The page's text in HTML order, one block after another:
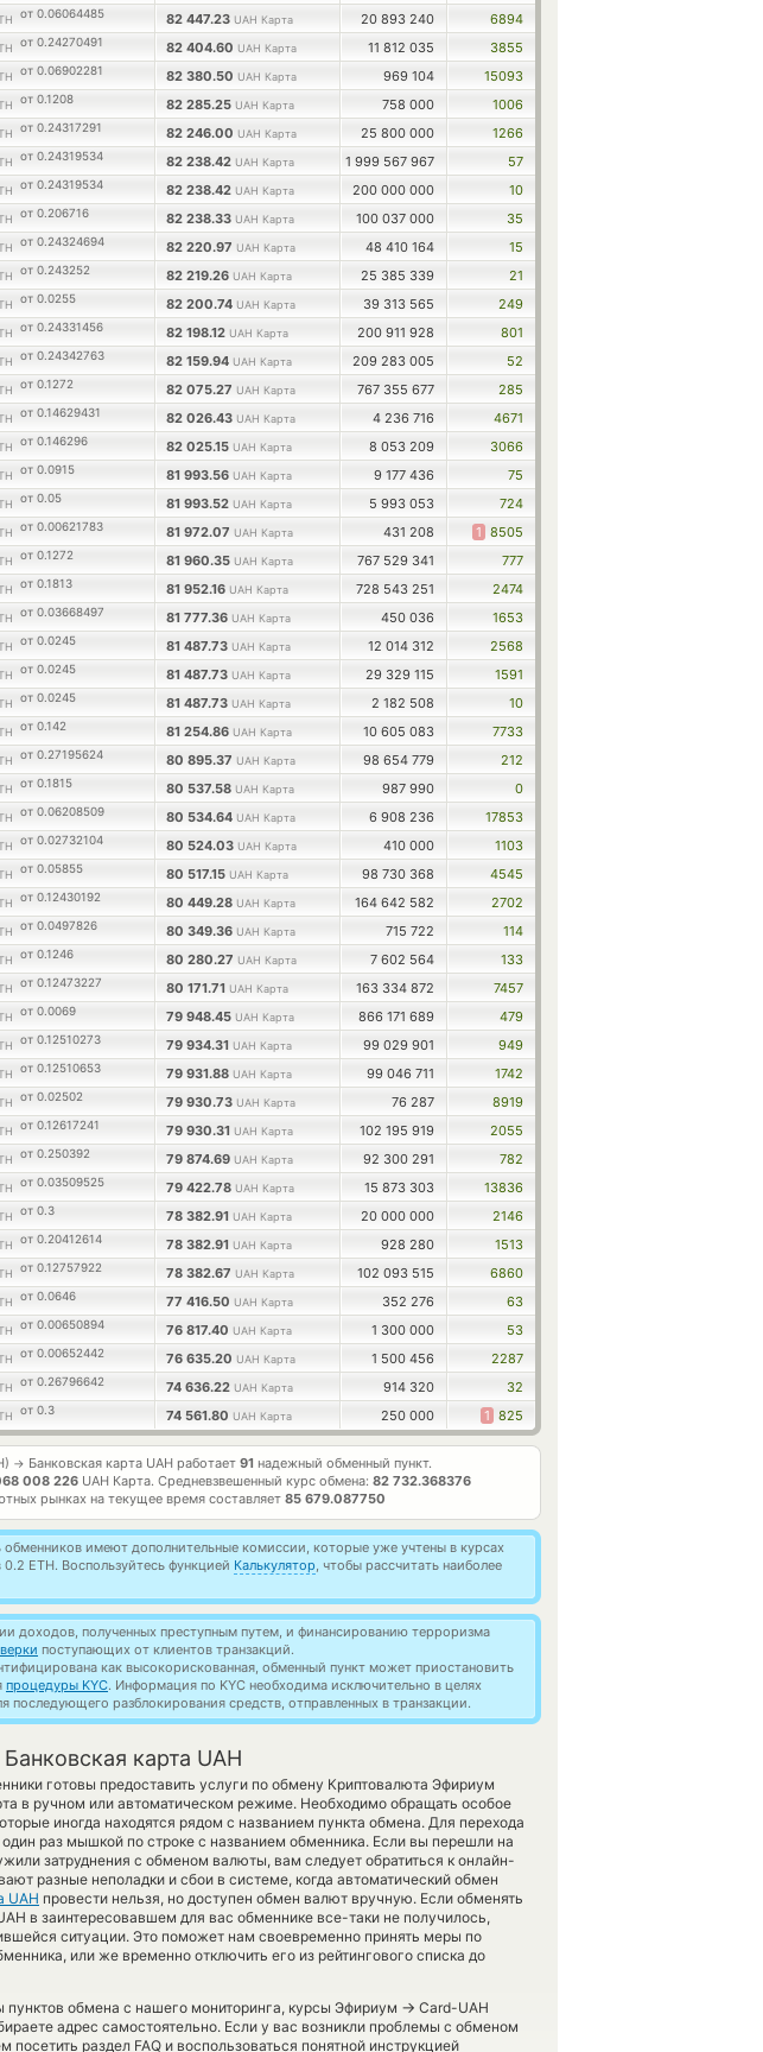
от 0.06064485 82 447.23 UAH Карта 20 893 240
6894
от 0.24270491 82 404.60 UAH Карта 11 812 035
3855
от 0.06902281 82 380.50 UAH Карта 969 104
15093
от 0.1208 82 285.25 UAH Карта 758 000
1006
от 0.24317291 82 246.00 UAH Карта 25 800 000
1266
от 0.24319534 82 238.42 UAH Карта 1 999 567 967
57
от 0.24319534 82 238.42 UAH Карта 200 000 000
10
от 0.206716 82 238.33 UAH Карта 100 037 000
35
от 0.24324694 82 220.97 UAH Карта 48 410 164
15
от 0.243252 82 219.26 UAH Карта 25 385 339
21
от 0.0255 82 200.74 UAH Карта 39 313 565
249
от 0.24331456 82 198.12 UAH Карта 200 911 928
801
от 0.24342763 82 159.94 UAH Карта 209 283 005
52
от 0.1272 82 075.27 UAH Карта 767 355 677
285
от 0.14629431 82 026.43 UAH Карта 4 236 716
4671
от 0.146296 82 025.15 UAH Карта 8 053 209
3066
от 0.0915 81 993.56 UAH Карта 9 177 436
75
от 0.05 81 993.52 UAH Карта 5 993 053
724
от 0.00621783 81 972.07 UAH Карта 431 208 1 8505
от 0.1272 81 960.35 UAH Карта 767 529 341
777
от 0.1813 81 952.16 UAH Карта 728 543 251
2474
от 0.03668497 81 777.36 UAH Карта 450 036
1653
от 0.0245 81 487.73 UAH Карта 12 014 312
2568
от 0.0245 81 487.73 UAH Карта 29 329 115
1591
от 0.0245 81 487.73 UAH Карта 2 182 508
10
от 0.142 81 254.86 UAH Карта 10 605 083
7733
от 0.27195624 80 895.37 UAH Карта 98 654 779
212
от 0.1815 80 537.58 UAH Карта 987 990
0
от 0.06208509 80 534.64 UAH Карта 6 908 236
17853
от 0.02732104 80 524.03 UAH Карта 410 000
1103
от 0.05855 80 517.15 UAH Карта 98 730 368
4545
от 0.12430192 80 449.28 UAH Карта 164 642 582
2702
от 0.0497826 80 349.36 UAH Карта 715 722
114
от 0.1246 80 280.27 UAH Карта 7 602 564
133
от 0.12473227 80 171.71 UAH Карта 163 334 872
7457
от 0.0069 79 948.45 UAH Карта 866 171 689
479
от 0.12510273 79 934.31 UAH Карта 99 029 901
949
от 0.12510653 79 931.88 UAH Карта 99 046 711
1742
от 0.02502 79 930.73 UAH Карта 76 287
8919
от 0.12617241 79 930.31 UAH Карта 102 195 919
2055
от 0.250392 79 874.69 UAH Карта 92 300 291
782
от 0.03509525 79 422.78 UAH Карта 15 873 303
13836
от 0.3 78 382.91 UAH Карта 20 000 000
2146
от 0.20412614 78 382.91 UAH Карта 928 280
1513
от 0.12757922 78 382.67 UAH Карта 102 093 515
6860
от 0.0646 77 416.50 UAH Карта 352 276
63
от 0.00650894 76 817.40 UAH Карта 1 300 000
53
от 0.00652442 76 635.20 UAH Карта 1 500 456
2287
от 0.26796642 74 636.22 UAH Карта 914 320
32
от 0.3 74 561.80 UAH Карта 250 000 1 825
→ Банковская карта UAH работает 91 надежный обменный пункт.
008 226 UAH Карта. Средневзвешенный курс обмена: 82 732.368376
рынках на текущее время составляет 85 679.087750
обменников имеют дополнительные комиссии, которые уже учтены в курсах
ETH. Воспользуйтесь функцией Калькулятор, чтобы рассчитать наиболее
доходов, полученных преступным путем, и финансированию терроризма
поступающих от клиентов транзакций.
как высокорискованная, обменный пункт может приостановить
процедуры KYC. Информация по KYC необходима исключительно в целях
последующего разблокирования средств, отправленных в транзакции.
карта UAH
готовы предоставить услуги по обмену Криптовалюта Эфириум
в ручном или автоматическом режиме. Необходимо обращать особое
иногда находятся рядом с названием пункта обмена. Для перехода
один раз мышкой по строке с названием обменника. Если вы перешли на
затруднения с обменом валюты, вам следует обратиться к онлайн-
разные неполадки и сбои в системе, когда автоматический обмен
UAH провести нельзя, но доступен обмен валют вручную. Если обменять
в заинтересовавшем для вас обменнике все-таки не получилось,
ситуации. Это поможет нам своевременно принять меры по
или же временно отключить его из рейтингового списка до
пунктов обмена с нашего мониторинга, курсы Эфириум → Card-UAH
адрес самостоятельно. Если у вас возникли проблемы с обменом
раздел FAQ и воспользоваться понятной инструкцией